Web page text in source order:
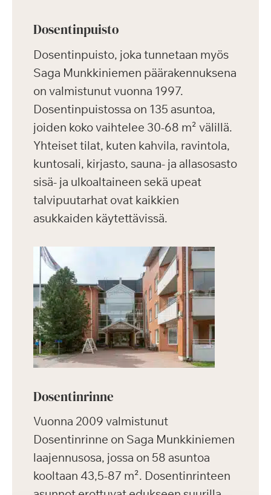
Dosentinpuisto
Dosentinpuisto, joka tunnetaan myös
Saga Munkkiniemen päärakennuksena
on valmistunut vuonna 1997.
Dosentinpuistossa on 135 asuntoa,
joiden koko vaihtelee 30-68 m² välillä.
Yhteiset tilat, kuten kahvila, ravintola,
kuntosali, kirjasto, sauna- ja allasosasto
sisä- ja ulkoaltaineen sekä upeat
talvipuutarhat ovat kaikkien
asukkaiden käytettävissä.
Dosentinrinne
Vuonna 2009 valmistunut
Dosentinrinne on Saga Munkkiniemen
laajennusosa, jossa on 58 asuntoa
kooltaan 43,5-87 m². Dosentinrinteen